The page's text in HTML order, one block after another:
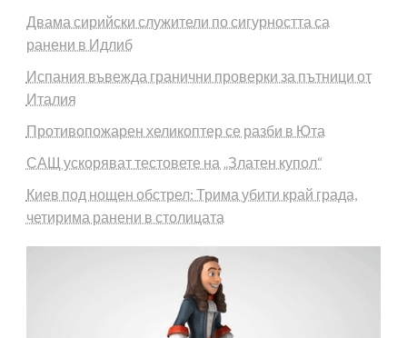
Двама сирийски служители по сигурността са
ранени в Идлиб
Испания въвежда гранични проверки за пътници от
Италия
Противопожарен хеликоптер се разби в Юта
САЩ ускоряват тестовете на „Златен купол“
Киев под нощен обстрел: Трима убити край града,
четирима ранени в столицата